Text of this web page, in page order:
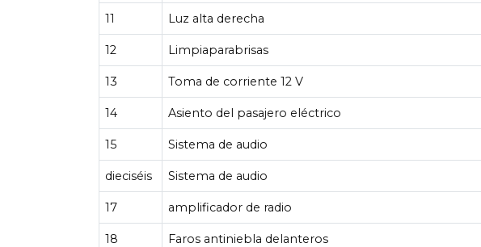
11 Luz alta derecha
12 Limpiaparabrisas
13 Toma de corriente 12 V
14 Asiento del pasajero eléctrico
15 Sistema de audio
dieciséis Sistema de audio
17 amplificador de radio
18 Faros antiniebla delanteros